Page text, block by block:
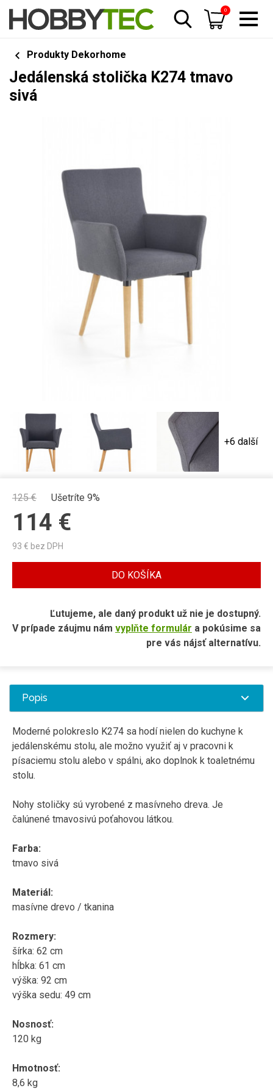
0
Produkty Dekorhome
Jedálenská stolička K274 tmavo
sivá
+6 další
125€ Ušetríte 9%
114 €
93 € bez DPH
DO KOŠÍKA
Ľutujeme, ale daný produkt už nie je dostupný.
V prípade záujmu nám vyplňte formulár a pokúsime sa
pre vás nájsť alternatívu.
Popis
Moderné polokreslo K274 sa hodí nielen do kuchyne k
jedálenskému stolu, ale možno využiť aj v pracovni k
písaciemu stolu alebo v spálni, ako doplnok k toaletnému
stolu.
Nohy stoličky sú vyrobené z masívneho dreva. Je
čalúnené tmavosivú poťahovou látkou.
Farba:
tmavo sivá
Materiál:
masívne drevo / tkanina
Rozmery:
šírka: 62 cm
hĺbka: 61 cm
výška: 92 cm
výška sedu: 49 cm
Nosnosť:
120 kg
Hmotnosť:
8,6 kg